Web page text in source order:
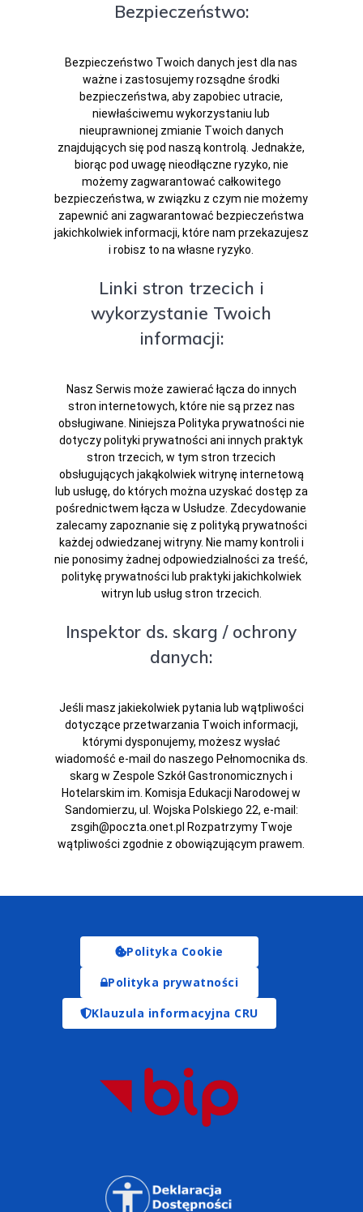
Bezpieczeństwo:
Bezpieczeństwo Twoich danych jest dla nas
ważne i zastosujemy rozsądne środki
bezpieczeństwa, aby zapobiec utracie,
niewłaściwemu wykorzystaniu lub
nieuprawnionej zmianie Twoich danych
znajdujących się pod naszą kontrolą. Jednakże,
biorąc pod uwagę nieodłączne ryzyko, nie
możemy zagwarantować całkowitego
bezpieczeństwa, w związku z czym nie możemy
zapewnić ani zagwarantować bezpieczeństwa
jakichkolwiek informacji, które nam przekazujesz
i robisz to na własne ryzyko.
Linki stron trzecich i
wykorzystanie Twoich
informacji:
Nasz Serwis może zawierać łącza do innych
stron internetowych, które nie są przez nas
obsługiwane. Niniejsza Polityka prywatności nie
dotyczy polityki prywatności ani innych praktyk
stron trzecich, w tym stron trzecich
obsługujących jakąkolwiek witrynę internetową
lub usługę, do których można uzyskać dostęp za
pośrednictwem łącza w Usłudze. Zdecydowanie
zalecamy zapoznanie się z polityką prywatności
każdej odwiedzanej witryny. Nie mamy kontroli i
nie ponosimy żadnej odpowiedzialności za treść,
politykę prywatności lub praktyki jakichkolwiek
witryn lub usług stron trzecich.
Inspektor ds. skarg / ochrony
danych:
Jeśli masz jakiekolwiek pytania lub wątpliwości
dotyczące przetwarzania Twoich informacji,
którymi dysponujemy, możesz wysłać
wiadomość e-mail do naszego Pełnomocnika ds.
skarg w Zespole Szkół Gastronomicznych i
Hotelarskim im. Komisja Edukacji Narodowej w
Sandomierzu, ul. Wojska Polskiego 22, e-mail:
zsgih@poczta.onet.pl Rozpatrzymy Twoje
wątpliwości zgodnie z obowiązującym prawem.
Polityka Cookie
Polityka prywatności
Klauzula informacyjna CRU